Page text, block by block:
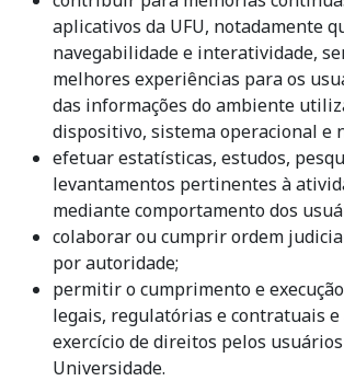
aplicativos da UFU, notadamente
navegabilidade e interatividade,
melhores experiências para os
das informações do ambiente
dispositivo, sistema operacional e
efetuar estatísticas, estudos,
levantamentos pertinentes à
mediante comportamento dos
colaborar ou cumprir ordem
por autoridade;
permitir o cumprimento e
legais, regulatórias e contratuais e
exercício de direitos pelos
Universidade.